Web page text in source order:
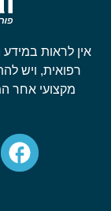
אין לראות
רפואית, ויש
מקצועי אחר